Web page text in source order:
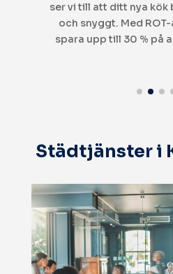
kvalitet, med hållbara
design. ROT-avdraget
Städtjänster i